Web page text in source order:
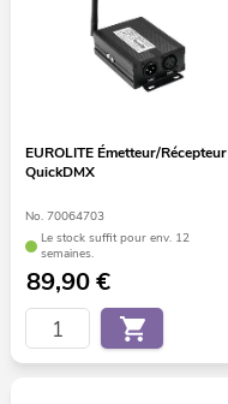
EUROLITE Émetteur/Récepteur
QuickDMX
No. 70064703
Le stock suffit pour env. 12
semaines.
89,90€